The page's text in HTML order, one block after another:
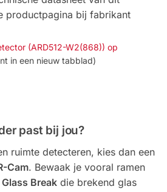
productpagina bij fabrikant
(ARD512-W2(868)) op
in een nieuw tabblad)
past bij jou?
ruimte detecteren, kies dan een
Cam. Bewaak je vooral ramen
Glass Break die brekend glas